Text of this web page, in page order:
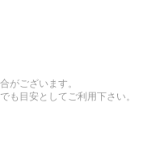
がございます。
も目安としてご利用下さい。